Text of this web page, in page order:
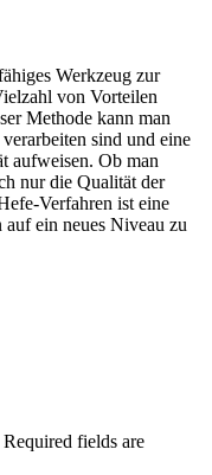
Werkzeug zur
von Vorteilen
Methode kann man
sind und eine
aufweisen. Ob man
nur die Qualität der
Verfahren ist eine
ein neues Niveau zu
Required fields are